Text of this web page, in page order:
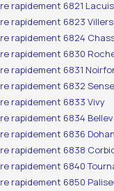
rapidement 6821
rapidement 6823
rapidement 6824
rapidement 6830
rapidement 6831
rapidement 6832
rapidement 6833 Vivy
rapidement 6834
rapidement 6836 Dohan
rapidement 6838
rapidement 6840
rapidement 6850